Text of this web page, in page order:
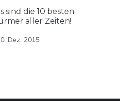
sind die 10 besten
aller Zeiten!
Dez. 2015